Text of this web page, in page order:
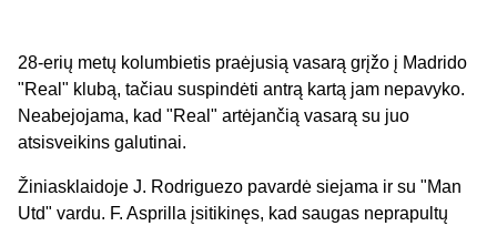
28-erių metų kolumbietis praėjusią vasarą grįžo į Madrido
"Real" klubą, tačiau suspindėti antrą kartą jam nepavyko.
Neabejojama, kad "Real" artėjančią vasarą su juo
atsisveikins galutinai.
Žiniasklaidoje J. Rodriguezo pavardė siejama ir su "Man
Utd" vardu. F. Asprilla įsitikinęs, kad saugas neprapultų